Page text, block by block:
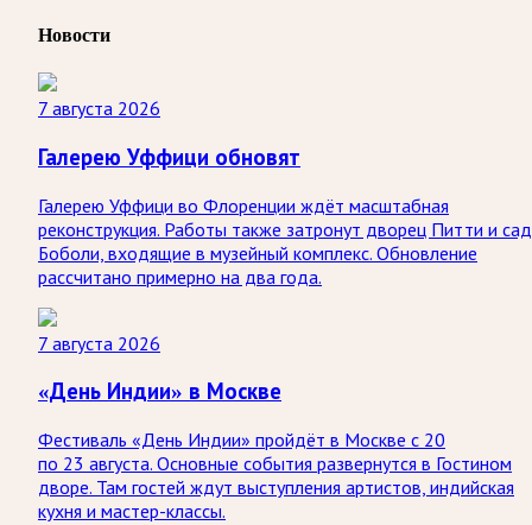
Новости
7 августа 2026
Галерею Уффици обновят
Галерею Уффици во Флоренции ждёт масштабная
реконструкция. Работы также затронут дворец Питти и
Боболи, входящие в музейный комплекс. Обновление
рассчитано примерно на два года.
7 августа 2026
«День Индии» в Москве
Фестиваль «День Индии» пройдёт в Москве с 20
по 23 августа. Основные события развернутся в Гостином
дворе. Там гостей ждут выступления артистов, индийская
кухня и мастер-классы.